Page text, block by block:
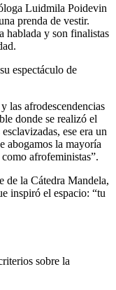
Luidmila Poidevin
prenda de vestir.
hablada y son finalistas
espectáculo de
las afrodescendencias
donde se realizó el
ese era un
abogamos la mayoría
afrofeministas”.
de la Cátedra Mandela,
inspiró el espacio: “tu
sobre la